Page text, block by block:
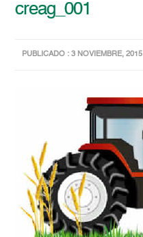
creag_001
PUBLICADO : 3 NOVIEMBRE, 2015